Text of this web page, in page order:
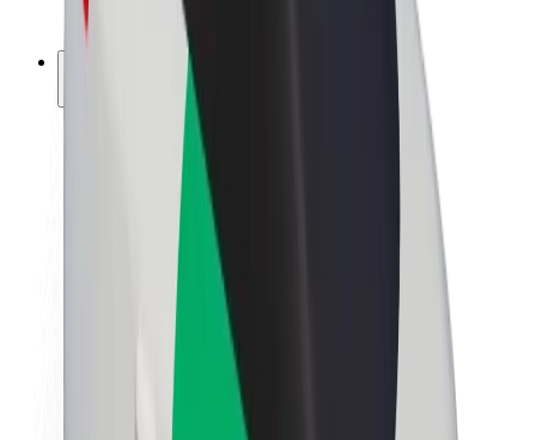
ფრენჩაიზი
ვაკანსიები
Bolt-ის შესახებ
Bolt და ეკომეგობრულობა
ნულოვანი პროექტი
სიახლეები
ბრენდის გზამკვლევი